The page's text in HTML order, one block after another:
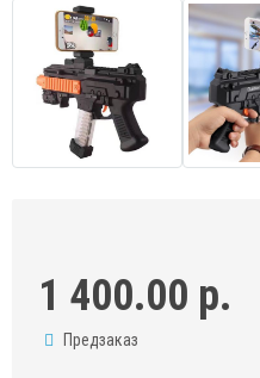
1 400.00 р.
Предзаказ